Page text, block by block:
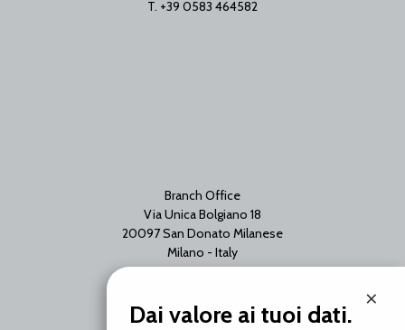
T. +39 0583 464582
Branch Office
Via Unica Bolgiano 18
20097 San Donato Milanese
Milano - Italy
T. +39 02 2153663
×
Dai valore ai tuoi dati.